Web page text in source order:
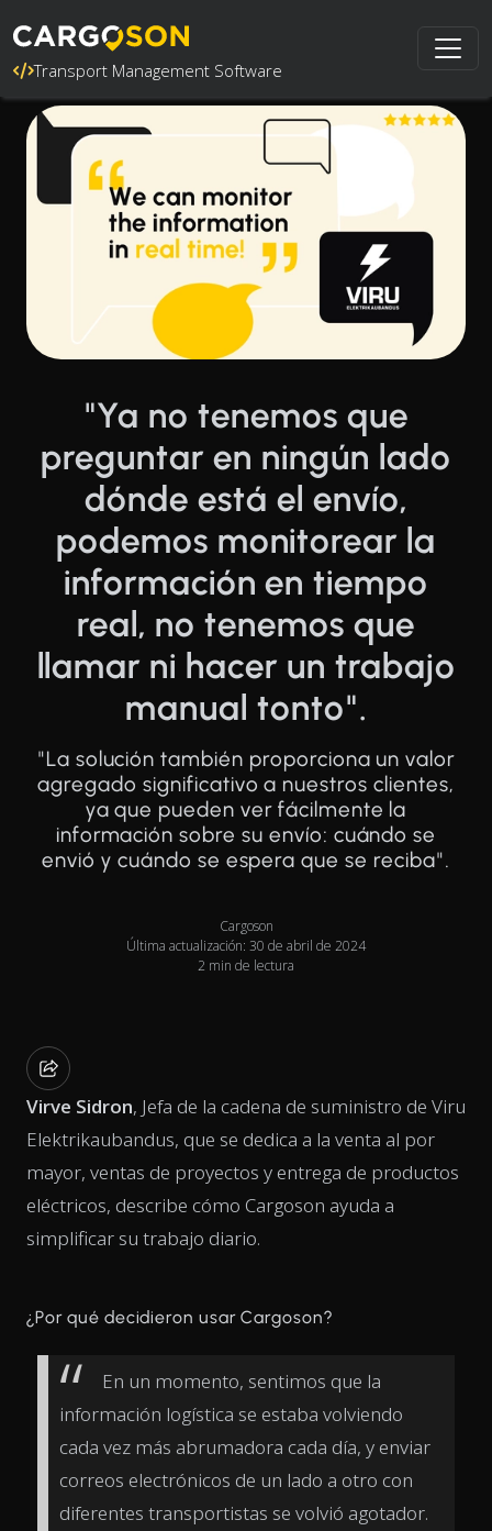
Transport Management Software
"Ya no tenemos que
preguntar en ningún lado
dónde está el envío,
podemos monitorear la
información en tiempo
real, no tenemos que
llamar ni hacer un trabajo
manual tonto".
"La solución también proporciona un valor
agregado significativo a nuestros clientes,
ya que pueden ver fácilmente la
información sobre su envío: cuándo se
envió y cuándo se espera que se reciba".
Cargoson
Última actualización: 30 de abril de 2024
2 min de lectura
Virve Sidron, Jefa de la cadena de suministro de Viru
Elektrikaubandus, que se dedica a la venta al por
mayor, ventas de proyectos y entrega de productos
eléctricos, describe cómo Cargoson ayuda a
simplificar su trabajo diario.
¿Por qué decidieron usar Cargoson?
En un momento, sentimos que la
información logística se estaba volviendo
cada vez más abrumadora cada día, y enviar
correos electrónicos de un lado a otro con
diferentes transportistas se volvió agotador.